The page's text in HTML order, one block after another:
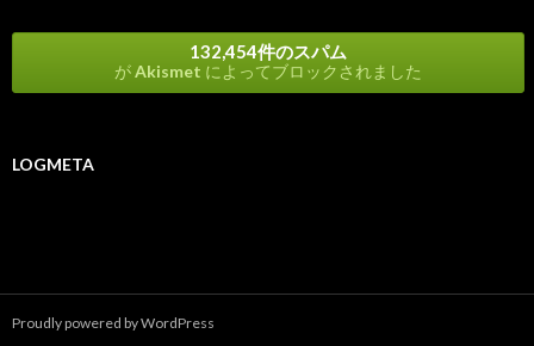
132,454件のスパム
がAkismet によってブロックされました
LOGMETA
Proudly powered by WordPress